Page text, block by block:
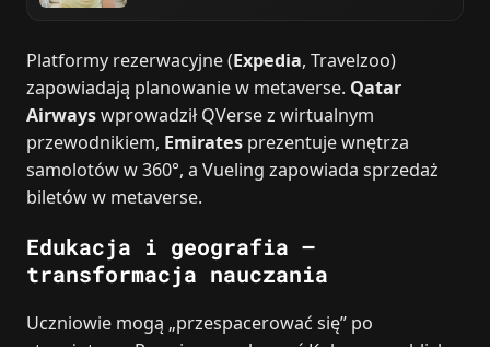
Platformy rezerwacyjne (Expedia, Travelzoo)
zapowiadają planowanie w metaverse. Qatar
Airwayswprowadził QVerse z wirtualnym
przewodnikiem, Emirates prezentuje wnętrza
samolotów w 360°, a Vueling zapowiada sprzedaż
biletów w metaverse.
Edukacja i geografia –
transformacja nauczania
Uczniowie mogą „przespacerować się” po